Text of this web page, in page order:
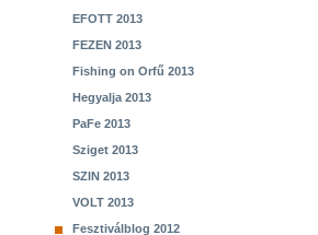
EFOTT 2013
FEZEN 2013
Fishing on Orfű 2013
Hegyalja 2013
PaFe 2013
Sziget 2013
SZIN 2013
VOLT 2013
Fesztiválblog 2012